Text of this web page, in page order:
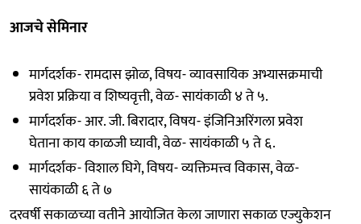
आजचे सेमिनार
मार्गदर्शक- रामदास झोळ, विषय- व्यावसायिक अभ्यासक्रमाची
प्रवेश प्रक्रिया व शिष्यवृत्ती, वेळ- सायंकाळी ४ ते ५.
मार्गदर्शक- आर. जी. बिरादार, विषय- इंजिनिअरिंगला प्रवेश
घेताना काय काळजी घ्यावी, वेळ- सायंकाळी ५ ते ६.
मार्गदर्शक- विशाल घिगे, विषय- व्यक्तिमत्त्व विकास, वेळ-
सायंकाळी ६ ते ७
दरवर्षी सकाळच्या वतीने आयोजित केला जाणारा सकाळ एज्युकेशन